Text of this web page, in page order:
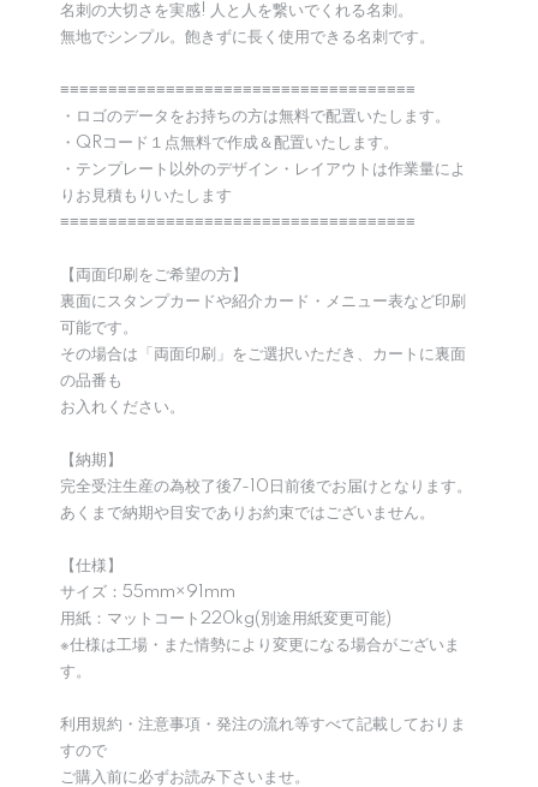
名刺の大切さを実感! 人と人を繋いでくれる名刺。
無地でシンプル。飽きずに長く使用できる名刺です。
≡≡≡≡≡≡≡≡≡≡≡≡≡≡≡≡≡≡≡≡≡≡≡≡≡≡≡≡≡≡≡≡≡≡≡≡≡
・ロゴのデータをお持ちの方は無料で配置いたします。
・QRコード１点無料で作成＆配置いたします。
・テンプレート以外のデザイン・レイアウトは作業量によ
りお見積もりいたします
≡≡≡≡≡≡≡≡≡≡≡≡≡≡≡≡≡≡≡≡≡≡≡≡≡≡≡≡≡≡≡≡≡≡≡≡≡
【両面印刷をご希望の方】
裏面にスタンプカードや紹介カード・メニュー表など印刷
可能です。
その場合は「両面印刷」をご選択いただき、カートに裏面
の品番も
お入れください。
【納期】
完全受注生産の為校了後7-10日前後でお届けとなります。
あくまで納期や目安でありお約束ではございません。
【仕様】
サイズ：55mm×91mm
用紙：マットコート220kg(別途用紙変更可能)
※仕様は工場・また情勢により変更になる場合がございま
す。
利用規約・注意事項・発注の流れ等すべて記載しておりま
すので
ご購入前に必ずお読み下さいませ。